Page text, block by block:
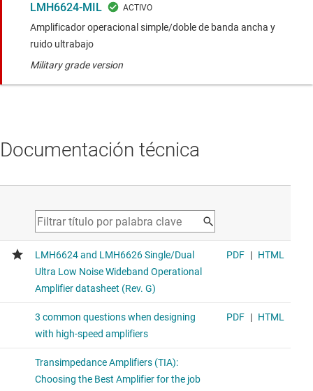
LMH6624-MIL
Amplificador operacional simple/doble de banda ancha y
ruido ultrabajo
Military grade version
Documentación técnica